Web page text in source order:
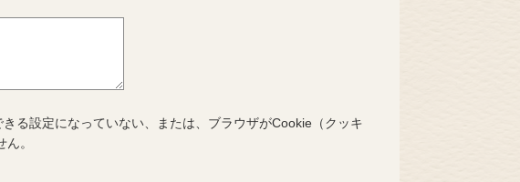
る設定になっていない、または、ブラウザがCookie（クッキ
。